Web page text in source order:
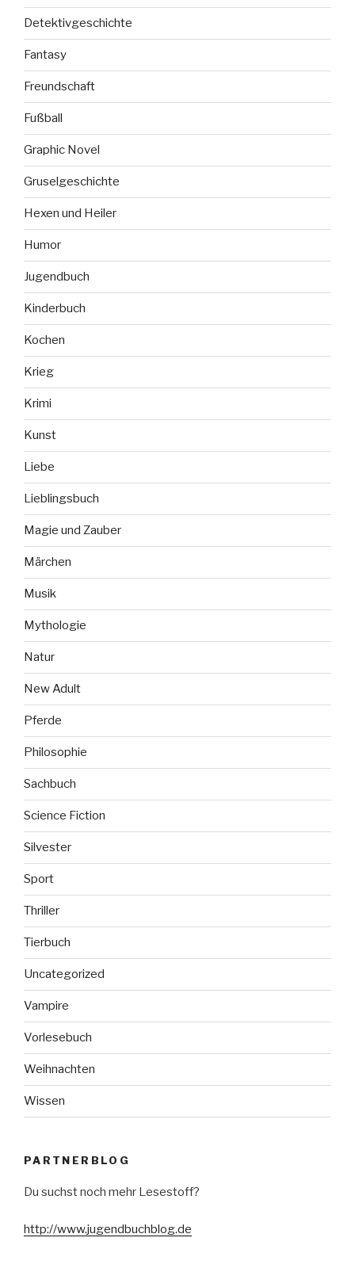
Detektivgeschichte
Fantasy
Freundschaft
Fußball
Graphic Novel
Gruselgeschichte
Hexen und Heiler
Humor
Jugendbuch
Kinderbuch
Kochen
Krieg
Krimi
Kunst
Liebe
Lieblingsbuch
Magie und Zauber
Märchen
Musik
Mythologie
Natur
New Adult
Pferde
Philosophie
Sachbuch
Science Fiction
Silvester
Sport
Thriller
Tierbuch
Uncategorized
Vampire
Vorlesebuch
Weihnachten
Wissen
PARTNERBLOG
Du suchst noch mehr Lesestoff?
http://www.jugendbuchblog.de